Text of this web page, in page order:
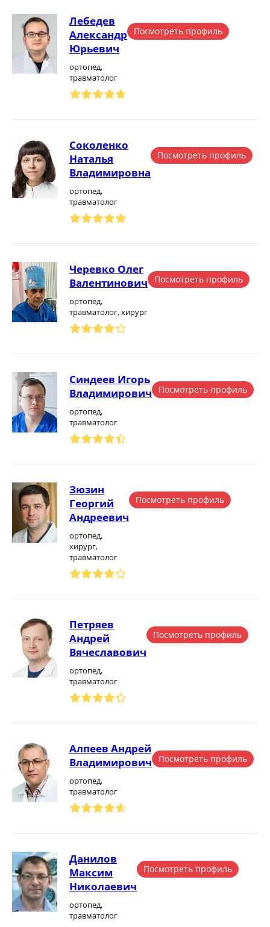
Лебедев
Александр
Юрьевич
ортопед,
травматолог
Посмотреть профиль
Соколенко
Наталья
Владимировна
ортопед,
травматолог
Посмотреть профиль
Черевко Олег
Валентинович
ортопед,
травматолог, хирург
Посмотреть профиль
Синдеев Игорь
Владимирович
ортопед,
травматолог
Посмотреть профиль
Зюзин
Георгий
Андреевич
ортопед,
хирург,
травматолог
Посмотреть профиль
Петряев
Андрей
Вячеславович
ортопед,
травматолог
Посмотреть профиль
Алпеев Андрей
Владимирович
ортопед,
травматолог
Посмотреть профиль
Данилов
Максим
Николаевич
ортопед,
травматолог
Посмотреть профиль